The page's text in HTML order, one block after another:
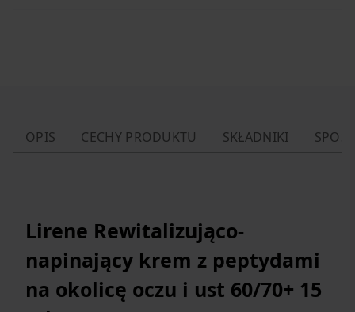
OPIS CECHY PRODUKTU SKŁADNIKI
Lirene Rewitalizująco-
napinający krem z peptydami
na okolicę oczu i ust 60/70+ 15